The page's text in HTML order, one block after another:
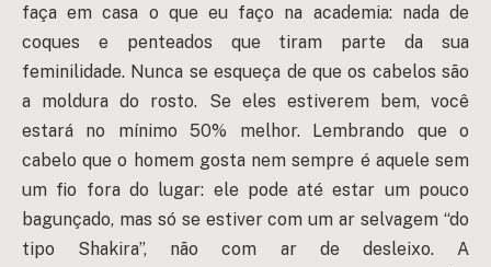
faça em casa o que eu faço na academia: nada de
coques e penteados que tiram parte da sua
feminilidade. Nunca se esqueça de que os cabelos são
a moldura do rosto. Se eles estiverem bem, você
estará no mínimo 50% melhor. Lembrando que o
cabelo que o homem gosta nem sempre é aquele sem
um fio fora do lugar: ele pode até estar um pouco
bagunçado, mas só se estiver com um ar selvagem “do
tipo Shakira”, não com ar de desleixo. A